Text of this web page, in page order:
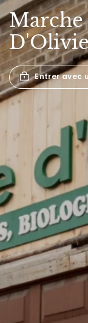
Marche
Entrer avec